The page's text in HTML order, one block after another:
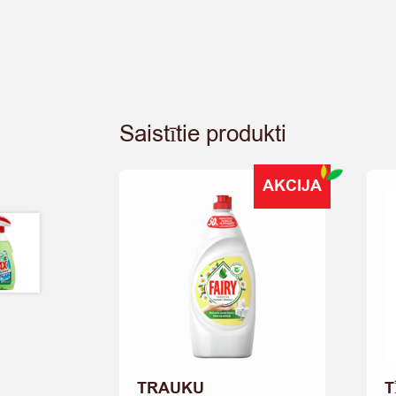
Saistītie produkti
TRAUKU
AKCIJA